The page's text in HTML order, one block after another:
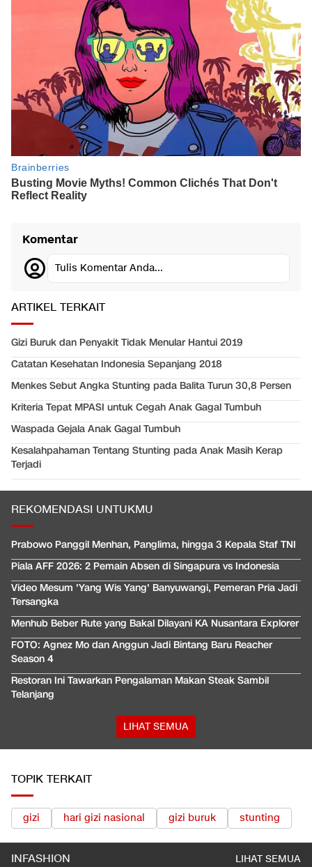
Komentar
Tulis Komentar Anda...
ARTIKEL TERKAIT
Gizi Buruk dan Penyakit Tidak Menular Hantui 2019
Catatan Kesehatan Indonesia Sepanjang 2018
Menkes Sebut Angka Stunting pada Balita Turun 30,8 Persen
Kriteria Tepat MPASI untuk Cegah Anak Gagal Tumbuh
Waspada Gejala Anak Gagal Tumbuh
Kesalahpahaman Tentang Stunting pada Anak Masih Kerap
Terjadi
REKOMENDASI UNTUKMU
Prabowo Panggil Menhan, Panglima, hingga 3 Kepala Staf TNI
Piala AFF 2026: 2 Pemain Absen di Singapura vs Indonesia
Video Mesum 'Yang Wis Yang' Banyuwangi, Pemeran Pria Jadi
Tersangka
Menhub Beber Rute yang Bakal Dilayani KA Nusantara Explorer
FOTO: Agnez Mo dan Anggun Jadi Bintang Baru Reacher
Season 4
Restoran Ini Tawarkan Pengalaman Makan Steak Sambil
Telanjang
LIHAT SEMUA
TOPIK TERKAIT
gizi hari gizi nasional gizi buruk stunting
INFASHION LIHAT SEMUA